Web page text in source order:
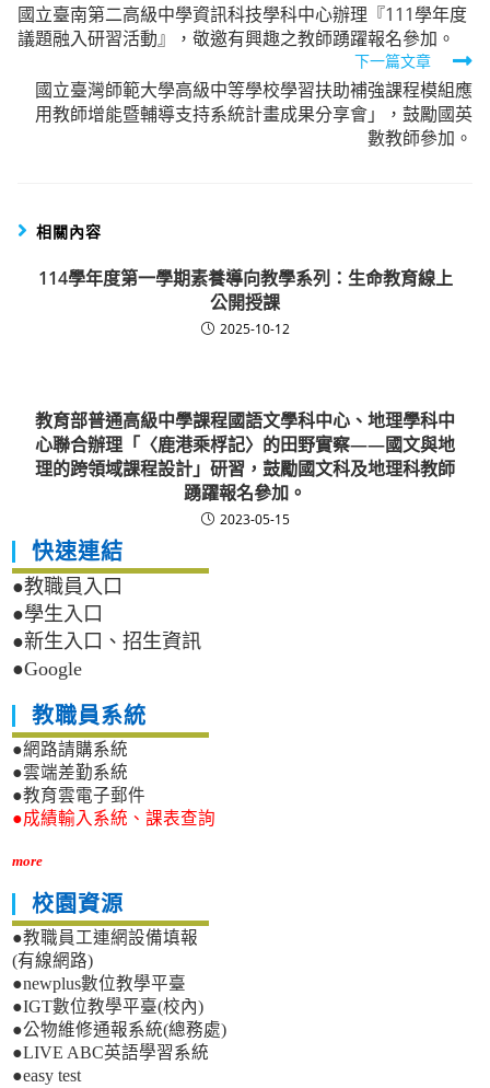
more
articles
國立臺南第二高級中學資訊科技學科中心辦理『111學年度
議題融入研習活動』，敬邀有興趣之教師踴躍報名參加。
下一篇文章
國立臺灣師範大學高級中等學校學習扶助補強課程模組應
用教師增能暨輔導支持系統計畫成果分享會」，鼓勵國英
數教師參加。
相關內容
114學年度第一學期素養導向教學系列：生命教育線上
公開授課
2025-10-12
教育部普通高級中學課程國語文學科中心、地理學科中
心聯合辦理「〈鹿港乘桴記〉的田野實察——國文與地
理的跨領域課程設計」研習，鼓勵國文科及地理科教師
踴躍報名參加。
2023-05-15
快速連結
●教職員入口
●學生入口
●新生入口、招生資訊
●Google
教職員系統
●網路請購系統
●雲端差勤系統
●教育雲電子郵件
●成績輸入系統、課表查詢
more
校園資源
●教職員工連網設備填報
(有線網路)
●newplus數位教學平臺
●IGT數位教學平臺(校內)
●公物維修通報系統(總務處)
●LIVE ABC英語學習系統
●easy test